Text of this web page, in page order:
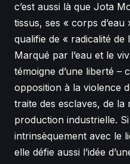
c’est aussi là que Jota
tissus, ses « corps d’eau
qualifie de « radicalité de
Marqué par l’eau et le
témoigne d’une liberté –
opposition à la violence
traite des esclaves, de la
production industrielle.
intrinsèquement avec le
elle défie aussi l’idée